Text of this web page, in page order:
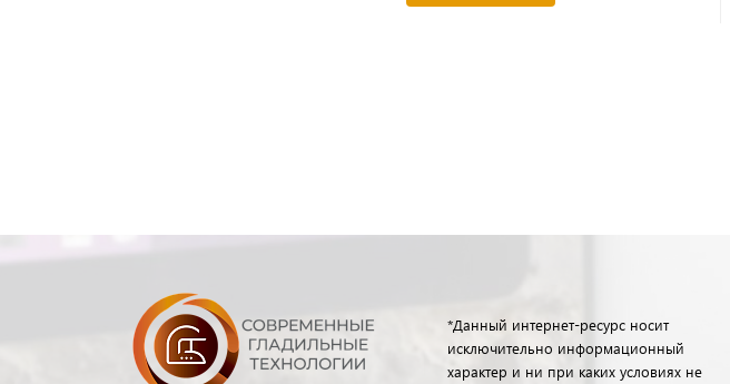
*Данный интернет-ресурс носит
исключительно информационный
характер и ни при каких условиях не